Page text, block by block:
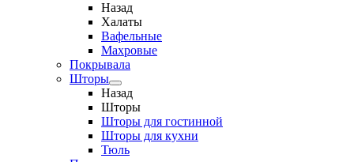
Назад
Халаты
Вафельные
Махровые
Покрывала
Шторы
Назад
Шторы
Шторы для гостинной
Шторы для кухни
Тюль